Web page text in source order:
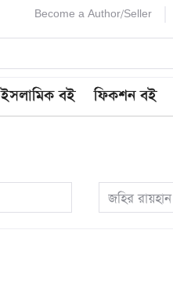
Become a Author/Seller
ইসলামিক বই ফিকশন বই
জহির রায়হান